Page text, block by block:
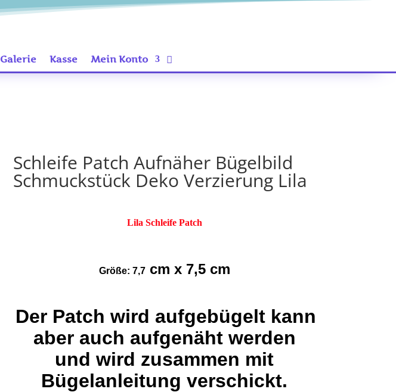
Galerie Kasse Mein Konto
Schleife Patch Aufnäher Bügelbild
Schmuckstück Deko Verzierung Lila
Lila Schleife Patch
Größe: 7,7cm x 7,5 cm
Der Patch wird aufgebügelt kann
aber auch aufgenäht werden
und wird zusammen mit
Bügelanleitung verschickt.